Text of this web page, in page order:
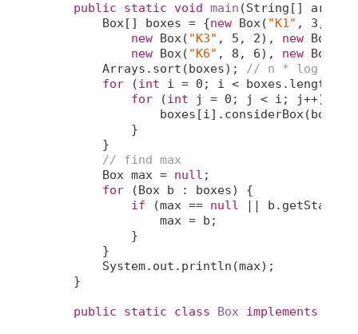
public static void main (String[] args)
        Box[] boxes = {
new Box( "K1" , 3 ,
new Box( "K3" , 5 , 2), new Box(
new Box( "K6" , 8 , 6), new Box(
        Arrays.sort(boxes);
// n * log n,
for (int i = 0 ; i < boxes.length;
for (int j = 0 ; j < i; j++) {
            }
        }
// find max
        Box max =
null ;
for (Box b : boxes) {
if (max == null ||
                max = b;
            }
        }
        System.out.println(max);
    }
public static class Box implements